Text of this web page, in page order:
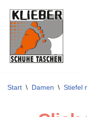
Zum
Inhalt
springen
Start \ Damen \ Stiefel